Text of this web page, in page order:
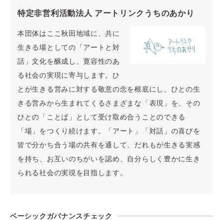
特定非営利活動法人 アートリンクうちのあかり
本団体はここ秋田地域に、共に
生きる場としての「アートと対
話」文化を醸成し、寛容性のあ
る社会の実現に寄与します。ひ
とが生きる営みに対する敬意の念を根底にし、ひとの生
きる営みから生まれてくるさまざまな「表現」を、その
ひとの「ことば」として受け取め合うことのできる
「場」をつくり続けます。「アート」「対話」の喜びを
皆で分かち合う場の共有を通して、だれもが生きる実感
を持ち、お互いのちがいを認め、自分らしく豊かに生き
られる社会の実現を目指します。
ベーシックガバナンスチェック